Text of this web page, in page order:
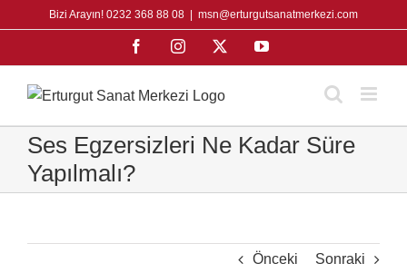
to
Bizi Arayın! 0232 368 88 08 msn@erturgutsanatmerkezi.com
FacebookInstagram YouTube
Ses Egzersizleri Ne Kadar Süre
Yapılmalı?
Önceki Sonraki